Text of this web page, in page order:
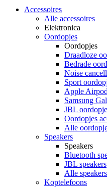
Accessoires
Alle accessoires
Elektronica
Oordopjes
Oordopjes
Draadloze
Bedrade
Noise
Sport
Apple
Samsung
JBL
Oordopjes
Alle
Speakers
Speakers
Bluetooth
JBL speakers
Alle speakers
Koptelefoons